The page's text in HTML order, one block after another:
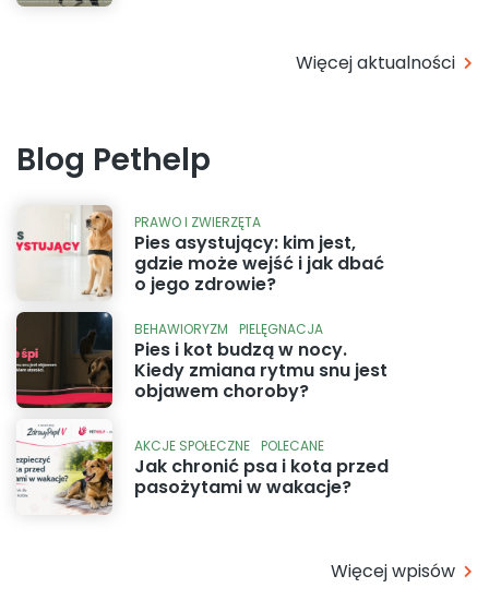
Więcej aktualności
Blog Pethelp
PRAWO I ZWIERZĘTA
Pies asystujący: kim jest,
gdzie może wejść i jak dbać
o jego zdrowie?
BEHAWIORYZM PIELĘGNACJA
Pies i kot budzą w nocy.
Kiedy zmiana rytmu snu jest
objawem choroby?
AKCJE SPOŁECZNE POLECANE
Jak chronić psa i kota przed
pasożytami w wakacje?
Więcej wpisów